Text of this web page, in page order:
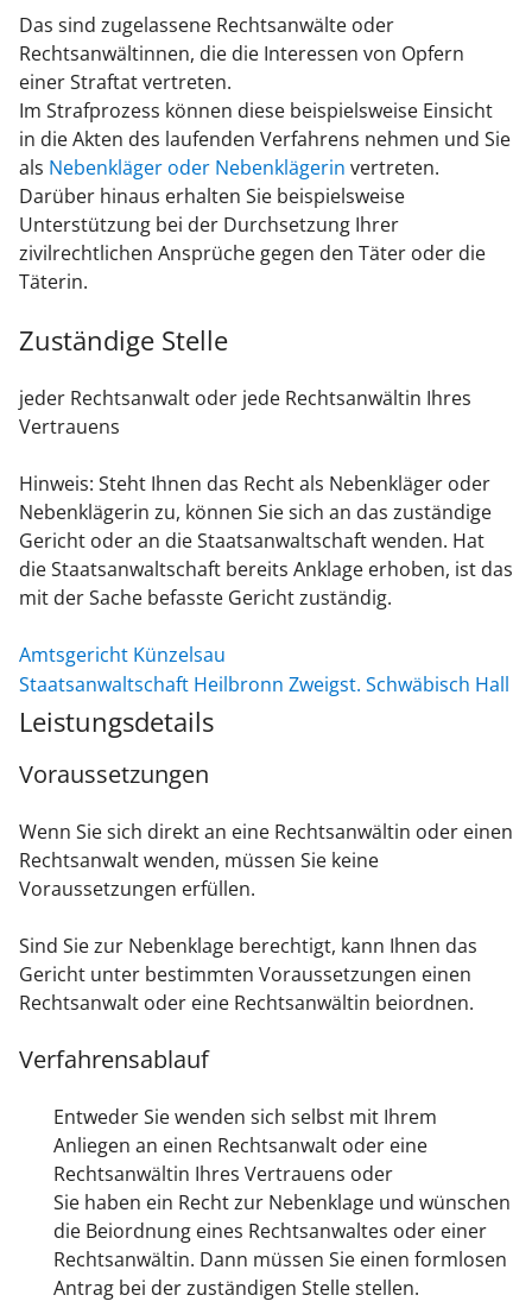
Das sind zugelassene Rechtsanwälte oder
Rechtsanwältinnen, die die Interessen von Opfern
einer Straftat vertreten.
Im Strafprozess können diese beispielsweise Einsicht
in die Akten des laufenden Verfahrens nehmen und Sie
als Nebenkläger oder Nebenklägerin vertreten.
Darüber hinaus erhalten Sie beispielsweise
Unterstützung bei der Durchsetzung Ihrer
zivilrechtlichen Ansprüche gegen den Täter oder die
Täterin.
Zuständige Stelle
jeder Rechtsanwalt oder jede Rechtsanwältin Ihres
Vertrauens
Hinweis: Steht Ihnen das Recht als Nebenkläger oder
Nebenklägerin zu, können Sie sich an das zuständige
Gericht oder an die Staatsanwaltschaft wenden. Hat
die Staatsanwaltschaft bereits Anklage erhoben, ist das
mit der Sache befasste Gericht zuständig.
Amtsgericht Künzelsau
Staatsanwaltschaft Heilbronn Zweigst. Schwäbisch Hall
Leistungsdetails
Voraussetzungen
Wenn Sie sich direkt an eine Rechtsanwältin oder einen
Rechtsanwalt wenden, müssen Sie keine
Voraussetzungen erfüllen.
Sind Sie zur Nebenklage berechtigt, kann Ihnen das
Gericht unter bestimmten Voraussetzungen einen
Rechtsanwalt oder eine Rechtsanwältin beiordnen.
Verfahrensablauf
Entweder Sie wenden sich selbst mit Ihrem
Anliegen an einen Rechtsanwalt oder eine
Rechtsanwältin Ihres Vertrauens oder
Sie haben ein Recht zur Nebenklage und wünschen
die Beiordnung eines Rechtsanwaltes oder einer
Rechtsanwältin. Dann müssen Sie einen formlosen
Antrag bei der zuständigen Stelle stellen.